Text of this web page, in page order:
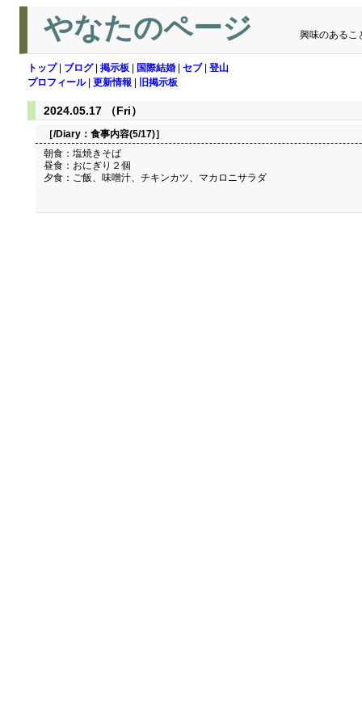
やなたのページ 興味のあるこ
トップ| ブログ| 掲示板 国際結婚 セブ| 登山
プロフィール| 更新情報 旧掲示板
2024.05.17 （Fri）
［/Diary： 食事内容(5/17)］
朝食：塩焼きそば
昼食：おにぎり２個
夕食：ご飯、味噌汁、チキンカツ、マカロニサラダ